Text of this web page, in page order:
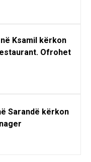
Ksamil kërkon
Ofrohet
Sarandë kërkon